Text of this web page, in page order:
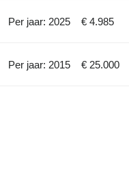
Per jaar: 2025 € 4.985
Per jaar: 2015 € 25.000